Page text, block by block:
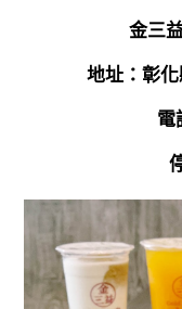
金三
地址：彰
電